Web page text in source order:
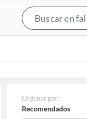
Ordenar por:
Recomendados